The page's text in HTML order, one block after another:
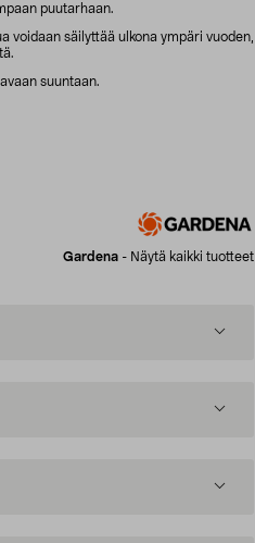
puutarhaan.
voidaan säilyttää ulkona ympäri vuoden,
suuntaan.
Gardena - Näytä kaikki tuotteet